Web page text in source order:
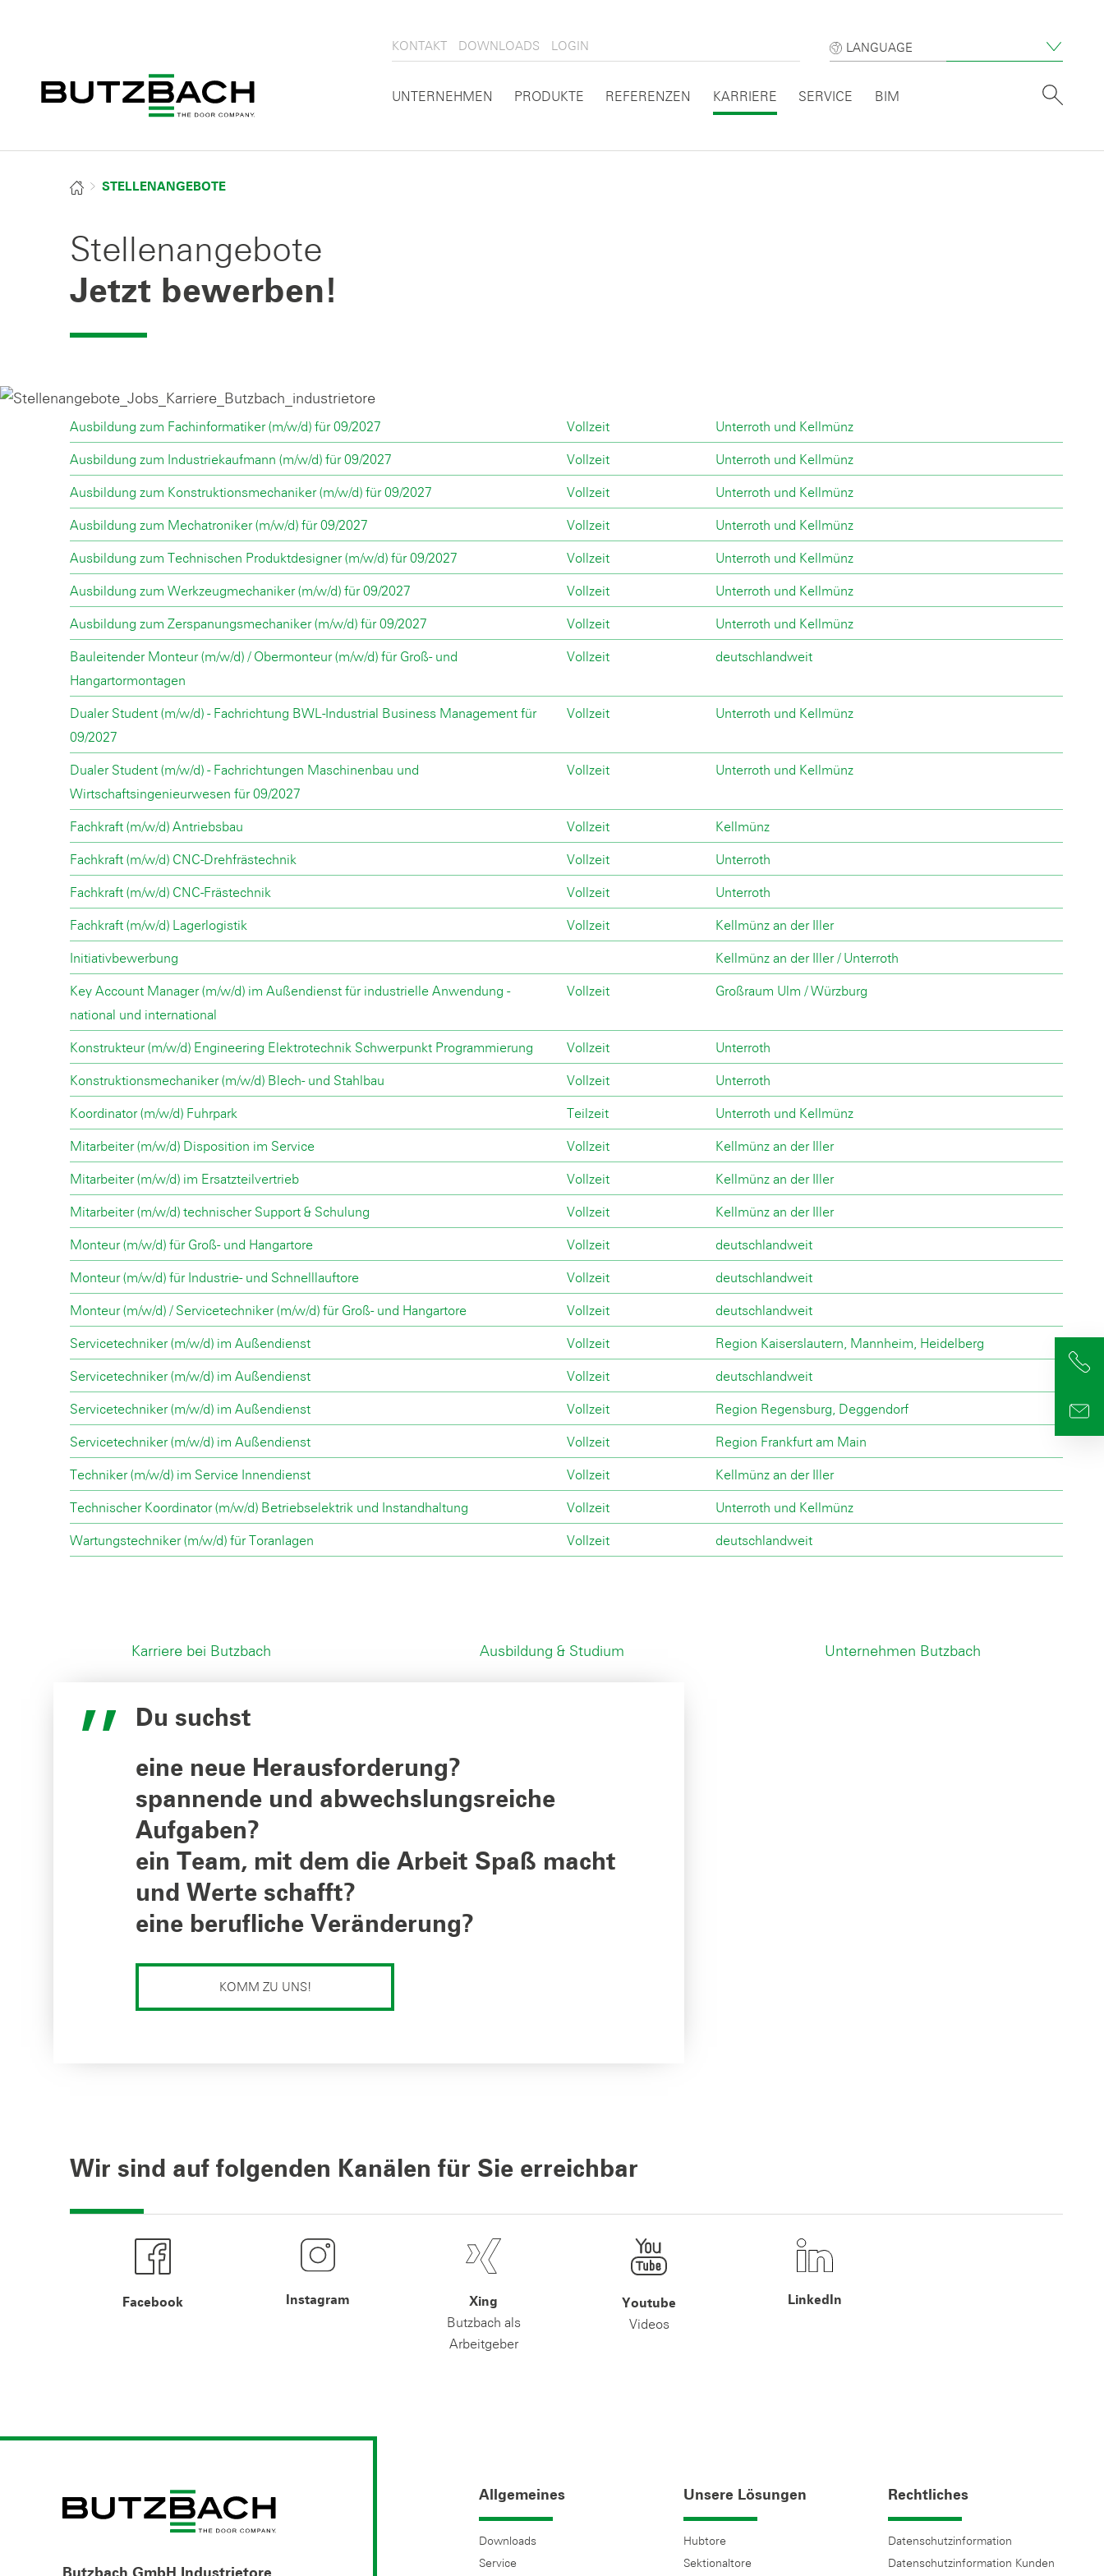
KONTAKT DOWNLOADS LOGIN LANGUAGE
UNTERNEHMEN PRODUKTE REFERENZEN KARRIERE SERVICE BIM
STELLENANGEBOTE
Stellenangebote
Jetzt bewerben!
Ausbildung zum Fachinformatiker (m/w/d) für 09/2027 Vollzeit
Unterroth und Kellmünz
Ausbildung zum Industriekaufmann (m/w/d) für 09/2027
Vollzeit
Unterroth und Kellmünz
Ausbildung zum Konstruktionsmechaniker (m/w/d) für 09/2027
Vollzeit
Unterroth und Kellmünz
Ausbildung zum Mechatroniker (m/w/d) für 09/2027
Vollzeit
Unterroth und Kellmünz
Ausbildung zum Technischen Produktdesigner (m/w/d) für 09/2027
Vollzeit
Unterroth und Kellmünz
Ausbildung zum Werkzeugmechaniker (m/w/d) für 09/2027
Vollzeit
Unterroth und Kellmünz
Ausbildung zum Zerspanungsmechaniker (m/w/d) für 09/2027
Vollzeit
Unterroth und Kellmünz
Bauleitender Monteur (m/w/d) / Obermonteur (m/w/d) für Groß- und
Hangartormontagen
Vollzeit deutschlandweit
Dualer Student (m/w/d) - Fachrichtung BWL-Industrial Business Management für
09/2027
Vollzeit Unterroth und Kellmünz
Dualer Student (m/w/d) - Fachrichtungen Maschinenbau und
Wirtschaftsingenieurwesen für 09/2027
Vollzeit Unterroth und Kellmünz
Fachkraft (m/w/d) Antriebsbau Vollzeit
Kellmünz
Fachkraft (m/w/d) CNC-Drehfrästechnik
Vollzeit
Unterroth
Fachkraft (m/w/d) CNC-Frästechnik
Vollzeit
Unterroth
Fachkraft (m/w/d) Lagerlogistik
Vollzeit
Kellmünz an der Iller
Initiativbewerbung
Kellmünz an der Iller / Unterroth
Key Account Manager (m/w/d) im Außendienst für industrielle Anwendung -
national und international
Vollzeit Großraum Ulm / Würzburg
Konstrukteur (m/w/d) Engineering Elektrotechnik Schwerpunkt Programmierung Vollzeit
Unterroth
Konstruktionsmechaniker (m/w/d) Blech- und Stahlbau
Vollzeit
Unterroth
Koordinator (m/w/d) Fuhrpark
Teilzeit
Unterroth und Kellmünz
Mitarbeiter (m/w/d) Disposition im Service
Vollzeit
Kellmünz an der Iller
Mitarbeiter (m/w/d) im Ersatzteilvertrieb
Vollzeit
Kellmünz an der Iller
Mitarbeiter (m/w/d) technischer Support & Schulung
Vollzeit
Kellmünz an der Iller
Monteur (m/w/d) für Groß- und Hangartore
Vollzeit
deutschlandweit
Monteur (m/w/d) für Industrie- und Schnelllauftore
Vollzeit
deutschlandweit
Monteur (m/w/d) / Servicetechniker (m/w/d) für Groß- und Hangartore
Vollzeit
deutschlandweit
Servicetechniker (m/w/d) im Außendienst
Vollzeit
Region Kaiserslautern, Mannheim, Heidelberg
Servicetechniker (m/w/d) im Außendienst
Vollzeit
deutschlandweit
Servicetechniker (m/w/d) im Außendienst
Vollzeit
Region Regensburg, Deggendorf
Servicetechniker (m/w/d) im Außendienst
Vollzeit
Region Frankfurt am Main
Techniker (m/w/d) im Service Innendienst
Vollzeit
Kellmünz an der Iller
Technischer Koordinator (m/w/d) Betriebselektrik und Instandhaltung
Vollzeit
Unterroth und Kellmünz
Wartungstechniker (m/w/d) für Toranlagen
Vollzeit deutschlandweit
Karriere bei Butzbach Ausbildung & Studium Unternehmen Butzbach
Du suchst
eine neue Herausforderung?
spannende und abwechslungsreiche
Aufgaben?
ein Team, mit dem die Arbeit Spaß macht
und Werte schafft?
eine berufliche Veränderung?
KOMM ZU UNS!
Wir sind auf folgenden Kanälen für Sie erreichbar
Facebook Instagram Xing
Butzbach als
Arbeitgeber
Youtube
Videos
LinkedIn
Allgemeines
Downloads
Service
Unsere Lösungen
Hubtore
Sektionaltore
Rechtliches
Datenschutzinformation
Datenschutzinformation Kunden